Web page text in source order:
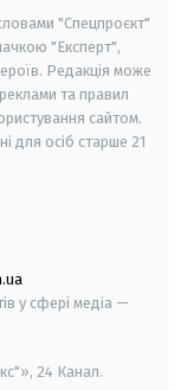
"Спецпроєкт"
"Експерт",
Редакція може
та правил
сайтом.
для осіб старше 21
у сфері медіа —
24 Канал.